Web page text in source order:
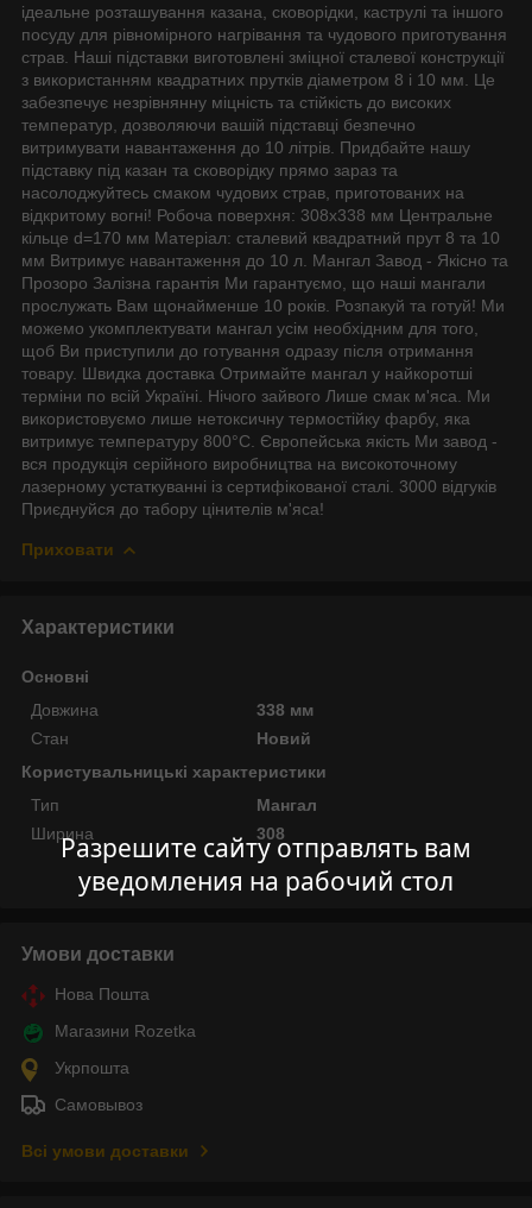
Разрешите сайту отправлять вам
уведомления на рабочий стол
ідеальне розташування казана, сковорідки, каструлі та іншого
посуду для рівномірного нагрівання та чудового приготування
страв. Наші підставки виготовлені зміцної сталевої конструкції
з використанням квадратних прутків діаметром 8 і 10 мм. Це
забезпечує незрівнянну міцність та стійкість до високих
температур, дозволяючи вашій підставці безпечно
витримувати навантаження до 10 літрів. Придбайте нашу
підставку під казан та сковорідку прямо зараз та
насолоджуйтесь смаком чудових страв, приготованих на
відкритому вогні! Робоча поверхня: 308х338 мм Центральне
кільце d=170 мм Матеріал: сталевий квадратний прут 8 та 10
мм Витримує навантаження до 10 л. Мангал Завод - Якісно та
Прозоро Залізна гарантія Ми гарантуємо, що наші мангали
прослужать Вам щонайменше 10 років. Розпакуй та готуй! Ми
можемо укомплектувати мангал усім необхідним для того,
щоб Ви приступили до готування одразу після отримання
товару. Швидка доставка Отримайте мангал у найкоротші
терміни по всій Україні. Нічого зайвого Лише смак м'яса. Ми
використовуємо лише нетоксичну термостійку фарбу, яка
витримує температуру 800°С. Європейська якість Ми завод -
вся продукція серійного виробництва на високоточному
лазерному устаткуванні із сертифікованої сталі. 3000 відгуків
Приєднуйся до табору цінителів м'яса!
Приховати
Характеристики
Основні
Довжина
338 мм
Стан
Новий
Користувальницькі характеристики
Тип
Мангал
Ширина
308
Умови доставки
Нова Пошта
Магазини Rozetka
Укрпошта
Самовывоз
Всі умови доставки